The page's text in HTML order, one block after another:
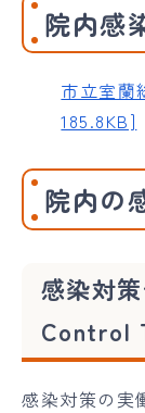
院内感
市立室蘭
185.8KB]
院内の
感染対
Control
感染対策の実